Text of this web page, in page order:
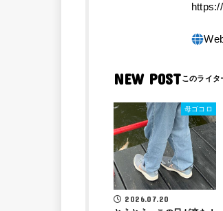
NEW POST
母ゴコロ
2026.07.20